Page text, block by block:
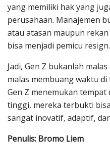
yang memiliki hak yang
perusahaan. Manajemen
atau atasan maupun
bisa menjadi pemicu resign.
Jadi, Gen Z bukanlah
malas membuang waktu
Gen Z menemukan
tinggi, mereka terbukti
sangat inovatif, adaptif,
Penulis: Bromo Liem